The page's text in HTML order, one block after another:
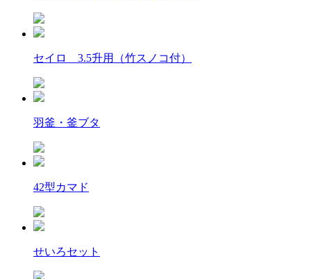
セイロ 3.5升用（竹スノコ付）
羽釜・釜ブタ
42型カマド
せいろセット